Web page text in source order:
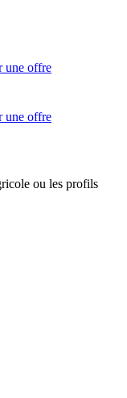
une offre
une offre
ou les profils